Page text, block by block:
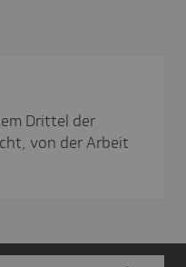
Drittel der
von der Arbeit